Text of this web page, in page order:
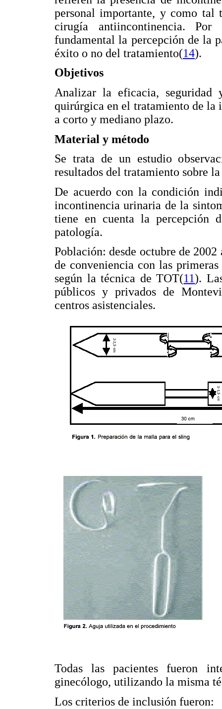
personal importante, y como tal
cirugía antiincontinencia.
fundamental la percepción de la
éxito o no del tratamiento(14).
Objetivos
Analizar la eficacia, seguridad
quirúrgica en el tratamiento de la
a corto y mediano plazo.
Material y método
Se trata de un estudio
resultados del tratamiento sobre
De acuerdo con la condición
incontinencia urinaria de la
tiene en cuenta la percepción
patología.
Población: desde octubre de
de conveniencia con las
según la técnica de TOT(11).
públicos y privados de
centros asistenciales.
Todas las pacientes fueron
ginecólogo, utilizando la misma
Los criterios de inclusión fueron: